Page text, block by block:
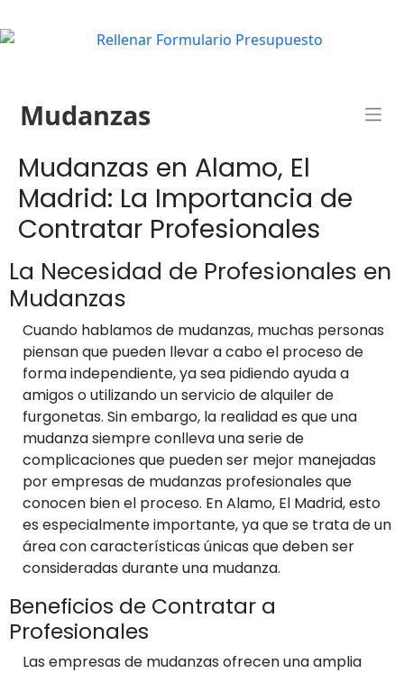
Mudanzas
Mudanzas en Alamo, El
Madrid: La Importancia de
Contratar Profesionales
La Necesidad de Profesionales en
Mudanzas
Cuando hablamos de mudanzas, muchas personas
piensan que pueden llevar a cabo el proceso de
forma independiente, ya sea pidiendo ayuda a
amigos o utilizando un servicio de alquiler de
furgonetas. Sin embargo, la realidad es que una
mudanza siempre conlleva una serie de
complicaciones que pueden ser mejor manejadas
por empresas de mudanzas profesionales que
conocen bien el proceso. En Alamo, El Madrid, esto
es especialmente importante, ya que se trata de un
área con características únicas que deben ser
consideradas durante una mudanza.
Beneficios de Contratar a
Profesionales
Las empresas de mudanzas ofrecen una amplia